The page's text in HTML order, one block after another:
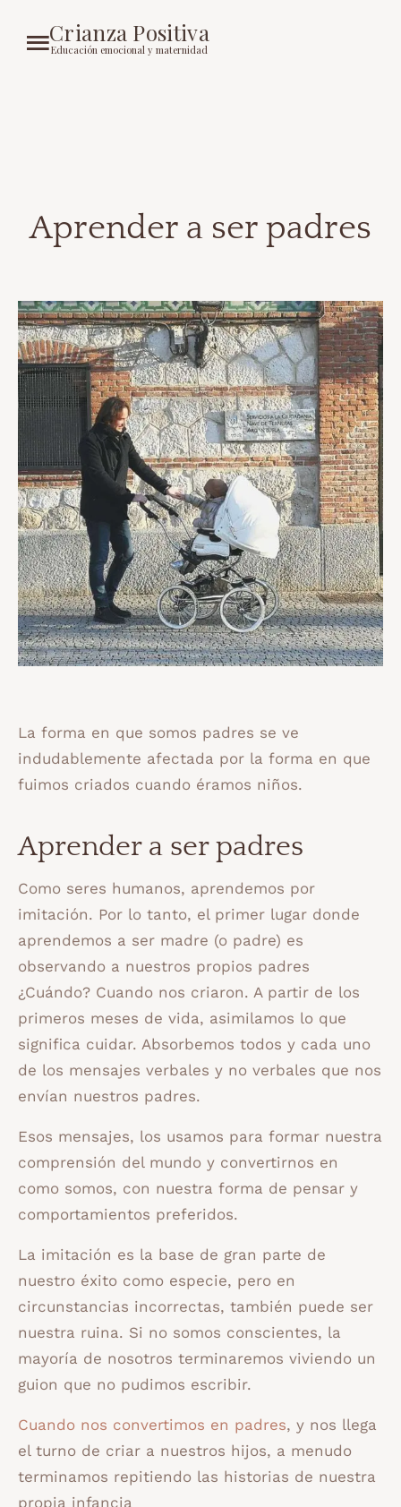
Crianza Positiva
Educación emocional y maternidad
Aprender a ser padres
La forma en que somos padres se ve
indudablemente afectada por la forma en que
fuimos criados cuando éramos niños.
Aprender a ser padres
Como seres humanos, aprendemos por
imitación. Por lo tanto, el primer lugar donde
aprendemos a ser madre (o padre) es
observando a nuestros propios padres
¿Cuándo? Cuando nos criaron. A partir de los
primeros meses de vida, asimilamos lo que
significa cuidar. Absorbemos todos y cada uno
de los mensajes verbales y no verbales que nos
envían nuestros padres.
Esos mensajes, los usamos para formar nuestra
comprensión del mundo y convertirnos en
como somos, con nuestra forma de pensar y
comportamientos preferidos.
La imitación es la base de gran parte de
nuestro éxito como especie, pero en
circunstancias incorrectas, también puede ser
nuestra ruina. Si no somos conscientes, la
mayoría de nosotros terminaremos viviendo un
guion que no pudimos escribir.
Cuando nos convertimos en padres, y nos llega
el turno de criar a nuestros hijos, a menudo
terminamos repitiendo las historias de nuestra
propia infancia